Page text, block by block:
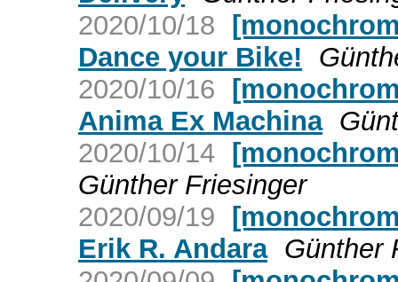
2020/10/18
Dance your Bike!
2020/10/16
Anima Ex Machina
2020/10/14
Günther Friesinger
2020/09/19
Erik R. Andara Günther